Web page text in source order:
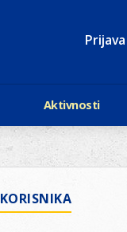
Prijava
Aktivnosti
Događaji
Kalendar
Lions Magazin